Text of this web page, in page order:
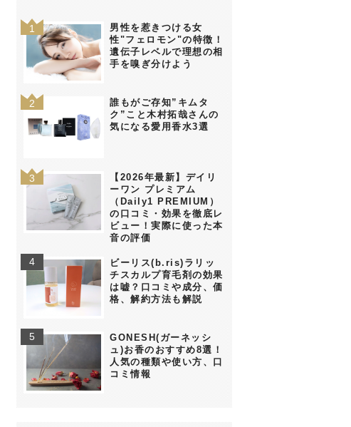
男性を惹きつける女
性"フェロモン"の特徴！
遺伝子レベルで理想の相
手を嗅ぎ分けよう
誰もがご存知”キムタ
ク”こと木村拓哉さんの
気になる愛用香水3選
【2026年最新】デイリ
ーワン プレミアム
（Daily1 PREMIUM）
の口コミ・効果を徹底レ
ビュー！実際に使った本
音の評価
ビーリス(b.ris)ラリッ
チスカルプ育毛剤の効果
は嘘？口コミや成分、価
格、解約方法も解説
GONESH(ガーネッシ
ュ)お香のおすすめ8選！
人気の種類や使い方、口
コミ情報